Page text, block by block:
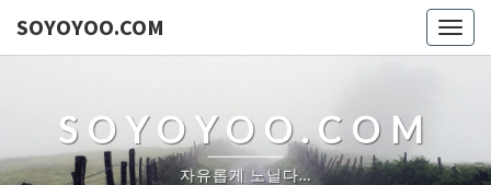
SOYOYOO.COM
SOYOYOO.COM
자유롭게 노닐다…